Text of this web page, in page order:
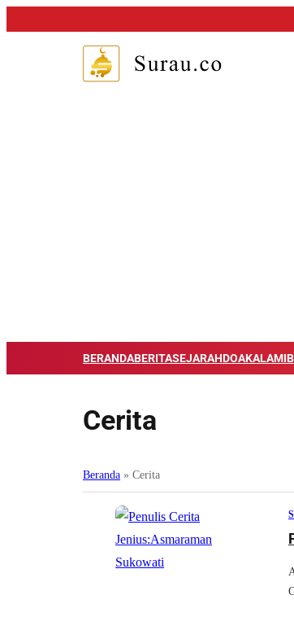
BERANDABERITASEJARAHDOAKALAM
Cerita
Beranda » Cerita